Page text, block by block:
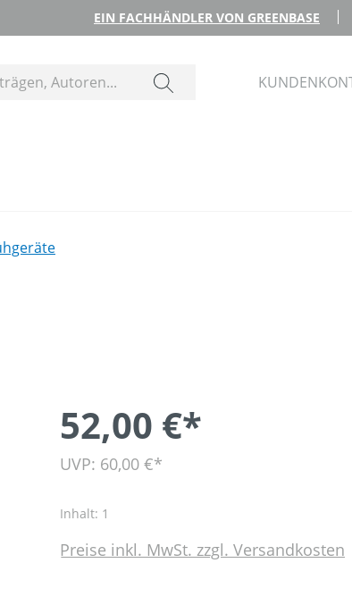
EIN FACHHÄNDLER VON GREENBASE
52,00 €*
UVP: 60,00 €*
Inhalt: 1
Preise inkl. MwSt. zzgl. Versandkosten